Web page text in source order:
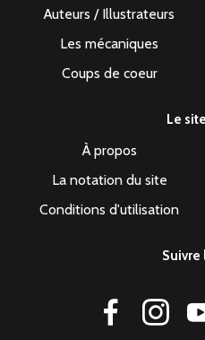
Auteurs / Illustrateurs
Les mécaniques
Coups de coeur
Le
À propos
La notation du site
Conditions d'utilisation
Suivre